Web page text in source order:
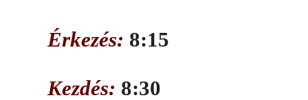
Érkezés: 8:15
Kezdés: 8:30